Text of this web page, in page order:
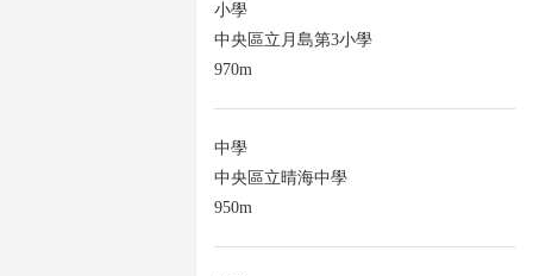
小學
中央區立月島第3小學
970m
中學
中央區立晴海中學
950m